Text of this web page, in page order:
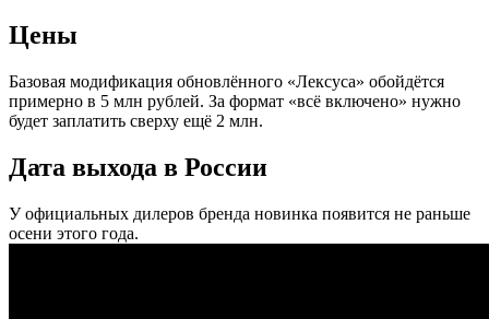
Цены
Базовая модификация обновлённого «Лексуса» обойдётся
примерно в 5 млн рублей. За формат «всё включено» нужно
будет заплатить сверху ещё 2 млн.
Дата выхода в России
У официальных дилеров бренда новинка появится не раньше
осени этого года.